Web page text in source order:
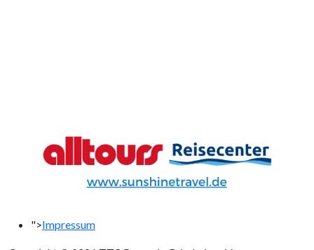
">Impressum